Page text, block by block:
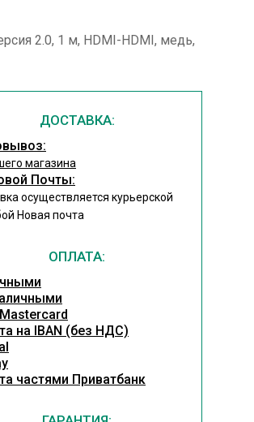
2.0, 1 м, HDMI-HDMI, медь,
ДОСТАВКА:
магазина
Почты:
осуществляется курьерской
Новая почта
ОПЛАТА:
на IBAN (без НДС)
частями Приватбанк